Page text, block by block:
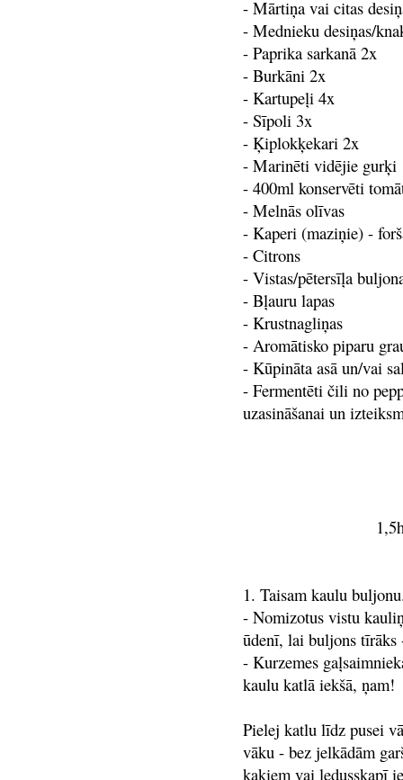
- Mārtiņa vai citas
- Mednieku desiņas/
- Paprika sarkanā 2x
- Burkāni 2x
- Kartupeļi 4x
- Sīpoli 3x
- Ķiplokķekari 2x
- Marinēti vidējie gurķi
- 400ml konservēti
- Melnās olīvas
- Kaperi (maziņie) -
- Citrons
- Vistas/pētersīļa
- Bļauru lapas
- Krustnagliņas
- Aromātisko piparu
- Kūpināta asā un/vai
- Fermentēti čili no
uzasināšanai un
1. Taisam kaulu
- Nomizotus vistu
ūdenī, lai buljons tīrāks
- Kurzemes
kaulu katlā iekšā, ņam!
Pielej katlu līdz pusei
vāku - bez jelkādām
kaķiem vai ledusskapī